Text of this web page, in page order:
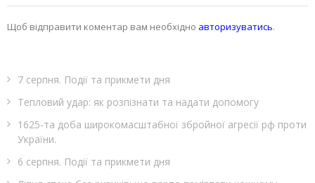
Щоб відправити коментар вам необхідно авторизуватись.
7 серпня. Події та прикмети дня
Тепловий удар: як розпізнати та надати допомогу
1625-та доба широкомасштабної збройної агресії рф проти
України.
6 серпня. Події та прикмети дня